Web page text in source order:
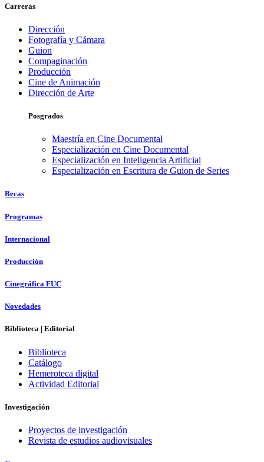
Carreras
Dirección
Fotografía y Cámara
Guion
Compaginación
Producción
Cine de Animación
Dirección de Arte
Posgrados
Maestría en Cine Documental
Especialización en Cine Documental
Especialización en Inteligencia Artificial
Especialización en Escritura de Guion de Series
Becas
Programas
Internacional
Producción
Cinegráfica FUC
Novedades
Biblioteca | Editorial
Biblioteca
Catálogo
Hemeroteca digital
Actividad Editorial
Investigación
Proyectos de investigación
Revista de estudios audiovisuales